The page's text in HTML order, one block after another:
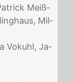
Meiß­
Mil­
Vo­kuhl, Ja­